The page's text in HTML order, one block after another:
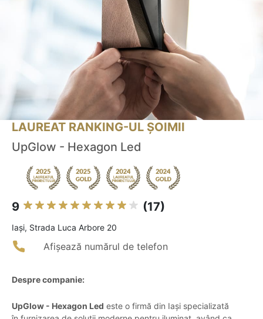
LAUREAT RANKING-UL ȘOIMII
UpGlow - Hexagon Led
9 (17)
Iaşi, Strada Luca Arbore 20
Afișează numărul de telefon
Despre companie:
UpGlow - Hexagon Led este o firmă din Iași specializată